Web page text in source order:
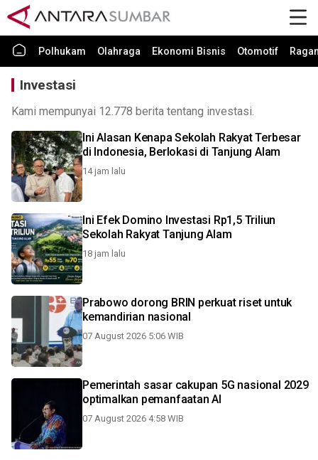
Polhukam Olahraga Ekonomi Bisnis Otomotif
Investasi
Kami mempunyai 12.778 berita tentang investasi.
Ini Alasan Kenapa Sekolah Rakyat Terbesar
di Indonesia, Berlokasi di Tanjung Alam
14 jam lalu
Ini Efek Domino Investasi Rp1,5 Triliun
Sekolah Rakyat Tanjung Alam
18 jam lalu
Prabowo dorong BRIN perkuat riset untuk
kemandirian nasional
07 August 2026 5:06 WIB
Pemerintah sasar cakupan 5G nasional 2029
optimalkan pemanfaatan AI
07 August 2026 4:58 WIB